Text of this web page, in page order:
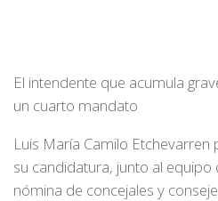
El intendente que acumula
un cuarto mandato
Luis María Camilo
su candidatura, junto al
nómina de concejales y